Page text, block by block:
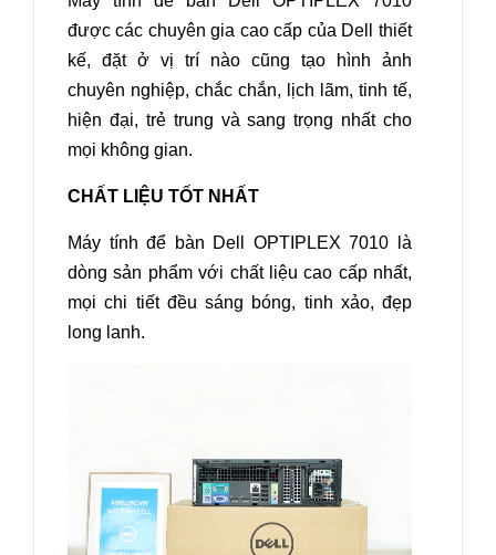
được các chuyên gia cao cấp của Dell thiết
kế, đặt ở vị trí nào cũng tạo hình ảnh
chuyên nghiệp, chắc chắn, lịch lãm, tinh tế,
hiện đại, trẻ trung và sang trọng nhất cho
mọi không gian.
CHẤT LIỆU TỐT NHẤT
Máy tính để bàn Dell OPTIPLEX 7010 là
dòng sản phẩm với chất liệu cao cấp nhất,
mọi chi tiết đều sáng bóng, tinh xảo, đẹp
long lanh.